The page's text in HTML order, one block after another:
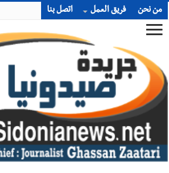
من نحن فريق العمل اتصل بنا